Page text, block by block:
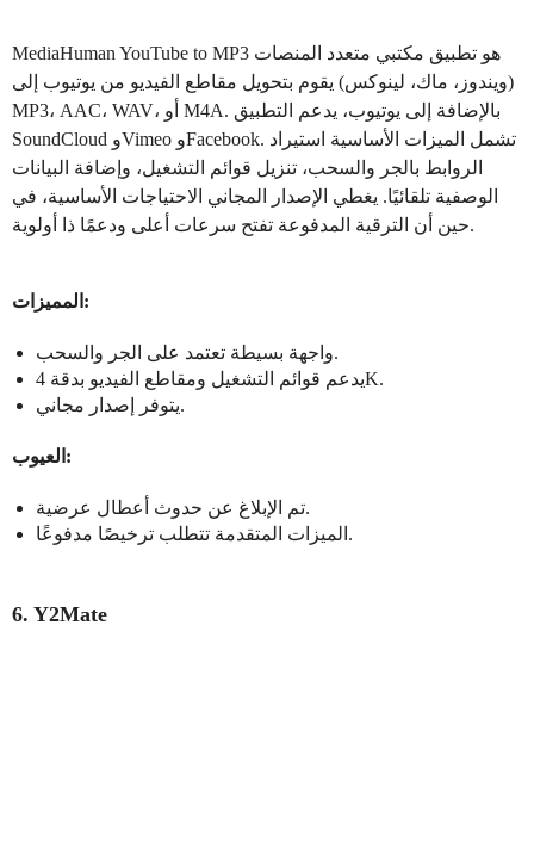
MediaHuman YouTube to MP3
(ويندوز، ماك، لينوكس) يقوم بتحويل مقاطع الفيديو من يوتيوب إلى
MP3، AAC، WAV، أو M4A. بالإضافة إلى يوتيوب، يدعم التطبيق
SoundCloud وVimeo وFacebook. تشمل الميزات الأساسية استيراد
الروابط بالجر والسحب، تنزيل قوائم التشغيل، وإضافة البيانات
الوصفية تلقائيًا. يغطي الإصدار المجاني الاحتياجات الأساسية، في
حين أن الترقية المدفوعة تفتح سرعات أعلى ودعمًا ذا أولوية.
المميزات:
واجهة بسيطة تعتمد على الجر والسحب.
يدعم قوائم التشغيل ومقاطع الفيديو بدقة 4K.
يتوفر إصدار مجاني.
العيوب:
تم الإبلاغ عن حدوث أعطال عرضية.
الميزات المتقدمة تتطلب ترخيصًا مدفوعًا.
6. Y2Mate